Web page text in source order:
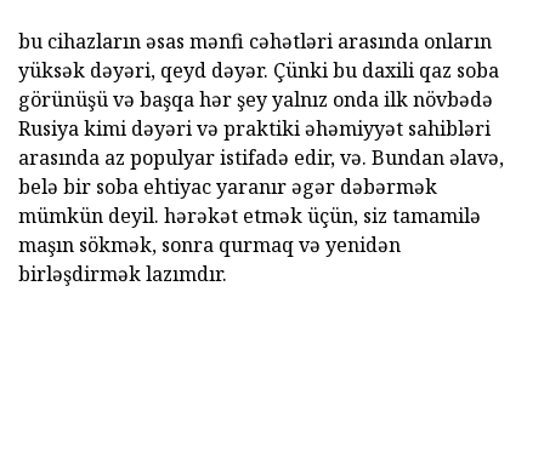
bu cihazların əsas mənfi cəhətləri arasında onların
yüksək dəyəri, qeyd dəyər. Çünki bu daxili qaz soba
görünüşü və başqa hər şey yalnız onda ilk növbədə
Rusiya kimi dəyəri və praktiki əhəmiyyət sahibləri
arasında az populyar istifadə edir, və. Bundan əlavə,
belə bir soba ehtiyac yaranır əgər dəbərmək
mümkün deyil. hərəkət etmək üçün, siz tamamilə
maşın sökmək, sonra qurmaq və yenidən
birləşdirmək lazımdır.